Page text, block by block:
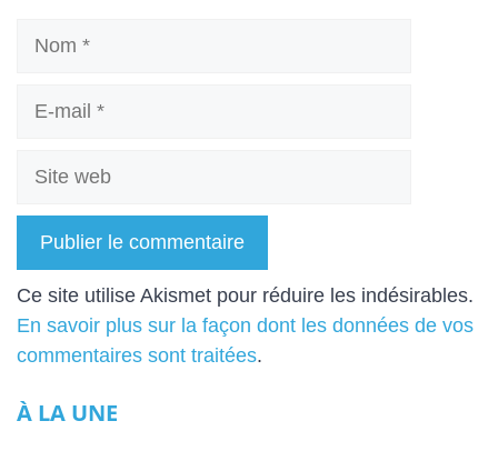
A
l
t
r
Ce site utilise Akismet pour réduire les indésirables.
En savoir plus sur la façon dont les données de vos
commentaires sont traitées.
À LA UNE